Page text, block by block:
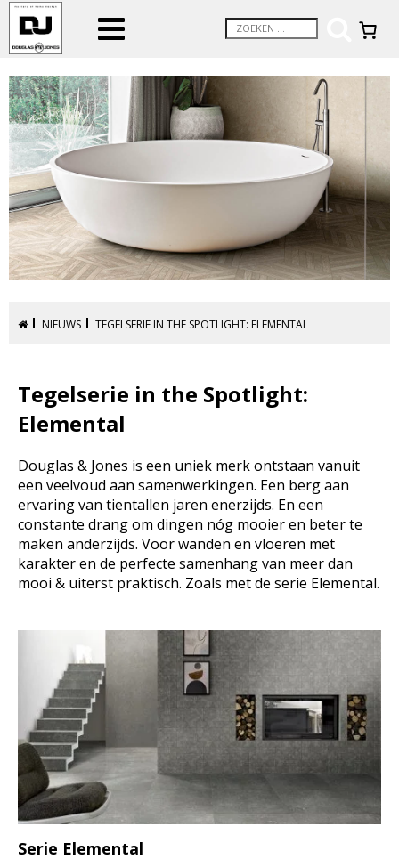
NIEUWS TEGELSERIE IN THE SPOTLIGHT: ELEMENTAL
Tegelserie in the Spotlight:
Elemental
Douglas & Jones is een uniek merk ontstaan vanuit
een veelvoud aan samenwerkingen. Een berg aan
ervaring van tientallen jaren enerzijds. En een
constante drang om dingen nóg mooier en beter te
maken anderzijds. Voor wanden en vloeren met
karakter en de perfecte samenhang van meer dan
mooi & uiterst praktisch. Zoals met de serie Elemental.
Serie Elemental